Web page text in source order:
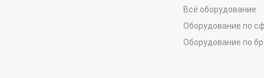
Всё оборудование
Оборудование по
Оборудование по